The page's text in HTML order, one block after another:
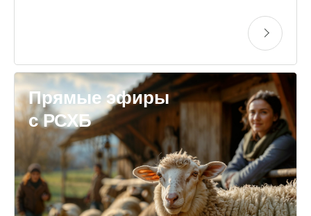
Прямые эфиры
с РСХБ